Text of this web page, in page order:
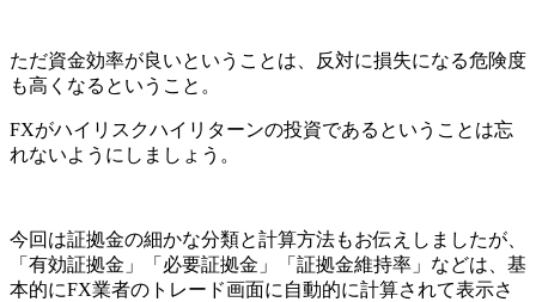
ただ資金効率が良いということは、反対に損失になる危険度
も高くなる ということ。
FXがハイリスクハイリターンの投資であるということは忘
れないように しましょう。
今回は証拠金の細かな分類と計算方法もお伝えしましたが、
「有効証拠金」「必要証拠金」「証拠金維持率」などは、基
本的にFX業者のトレード画面に自動的に計算されて表示さ